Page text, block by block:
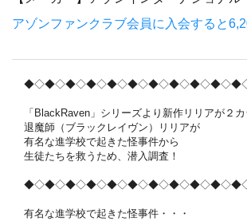
アゾンファンクラブ会員に入会すると
「BlackRaven」シリーズより新作リリアが２カ
退魔師（ブラックレイヴン）リリアが
有名な進学校で起きた怪事件から
生徒たちを救うため、潜入調査！
有名な進学校で起きた怪事件・・・